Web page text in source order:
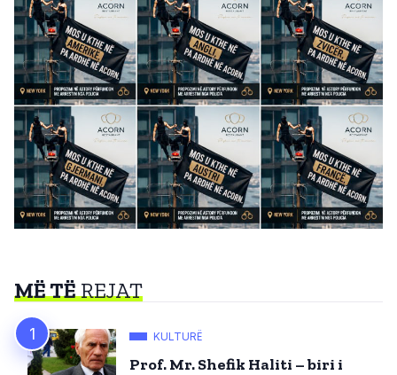
MË TËREJAT
KULTURË
Prof. Mr. Shefik Haliti – biri i